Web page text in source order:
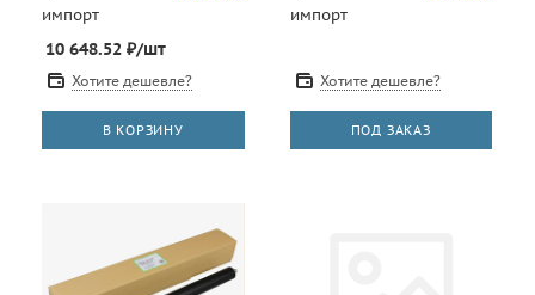
импорт
10 648.52 ₽/шт
Хотите дешевле?
В КОРЗИНУ
импорт
Хотите дешевле?
ПОД ЗАКАЗ